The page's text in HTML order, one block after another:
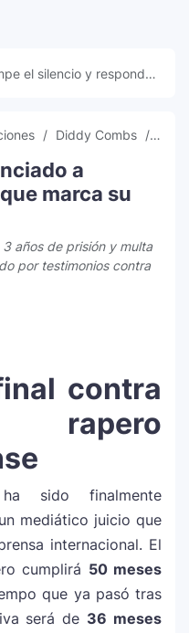
el silencio y responde
Diddy Combs
a
marca su
años de prisión y multa
por testimonios contra
contra
sido finalmente
mediático juicio que
internacional. El
cumplirá 50 meses
que ya pasó tras
será de 36 meses